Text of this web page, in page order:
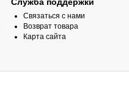
Связаться с нами
Возврат товара
Карта сайта